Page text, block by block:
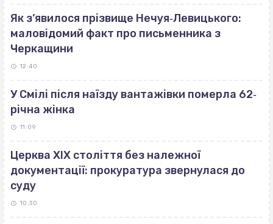
Як з’явилося прізвище Нечуя‐Левицького:
маловідомий факт про письменника з
Черкащини
12:40
У Смілі після наїзду вантажівки померла 62‐
річна жінка
11:09
Церква ХІХ століття без належної
документації: прокуратура звернулася до
суду
10:30